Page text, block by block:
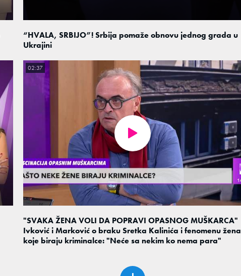
“HVALA, SRBIJO”! Srbija pomaže obnovu jednog grada u
Ukrajini
"SVAKA ŽENA VOLI DA POPRAVI OPASNOG MUŠKARCA"
Ivković i Marković o braku Sretka Kalinića i fenomenu žena
koje biraju kriminalce: "Neće sa nekim ko nema para"
02:37